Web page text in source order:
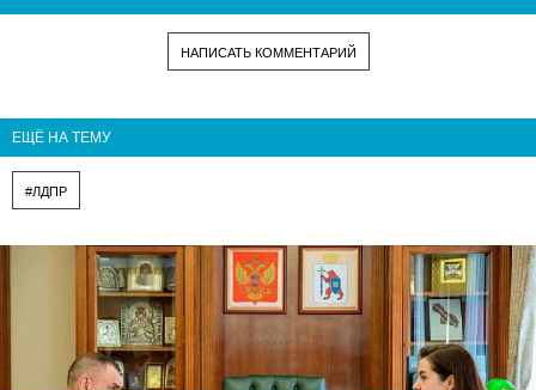
НАПИСАТЬ КОММЕНТАРИЙ
ЕЩЁ НА ТЕМУ
#ЛДПР